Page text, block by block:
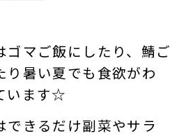
ゴマご飯にしたり、鯖ご
り暑い夏でも食欲がわ
います☆
できるだけ副菜やサラ